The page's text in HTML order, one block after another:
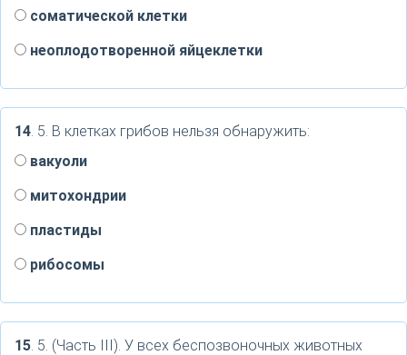
соматической клетки
неоплодотворенной яйцеклетки
14. 5. В клетках грибов нельзя обнаружить:
вакуоли
митохондрии
пластиды
рибосомы
15. 5. (Часть III). У всех беспозвоночных животных